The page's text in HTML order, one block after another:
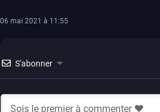
06 mai 2021 à 11:55
S'abonner